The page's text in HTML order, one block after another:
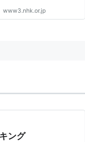
www3.nhk.or.jp
ング